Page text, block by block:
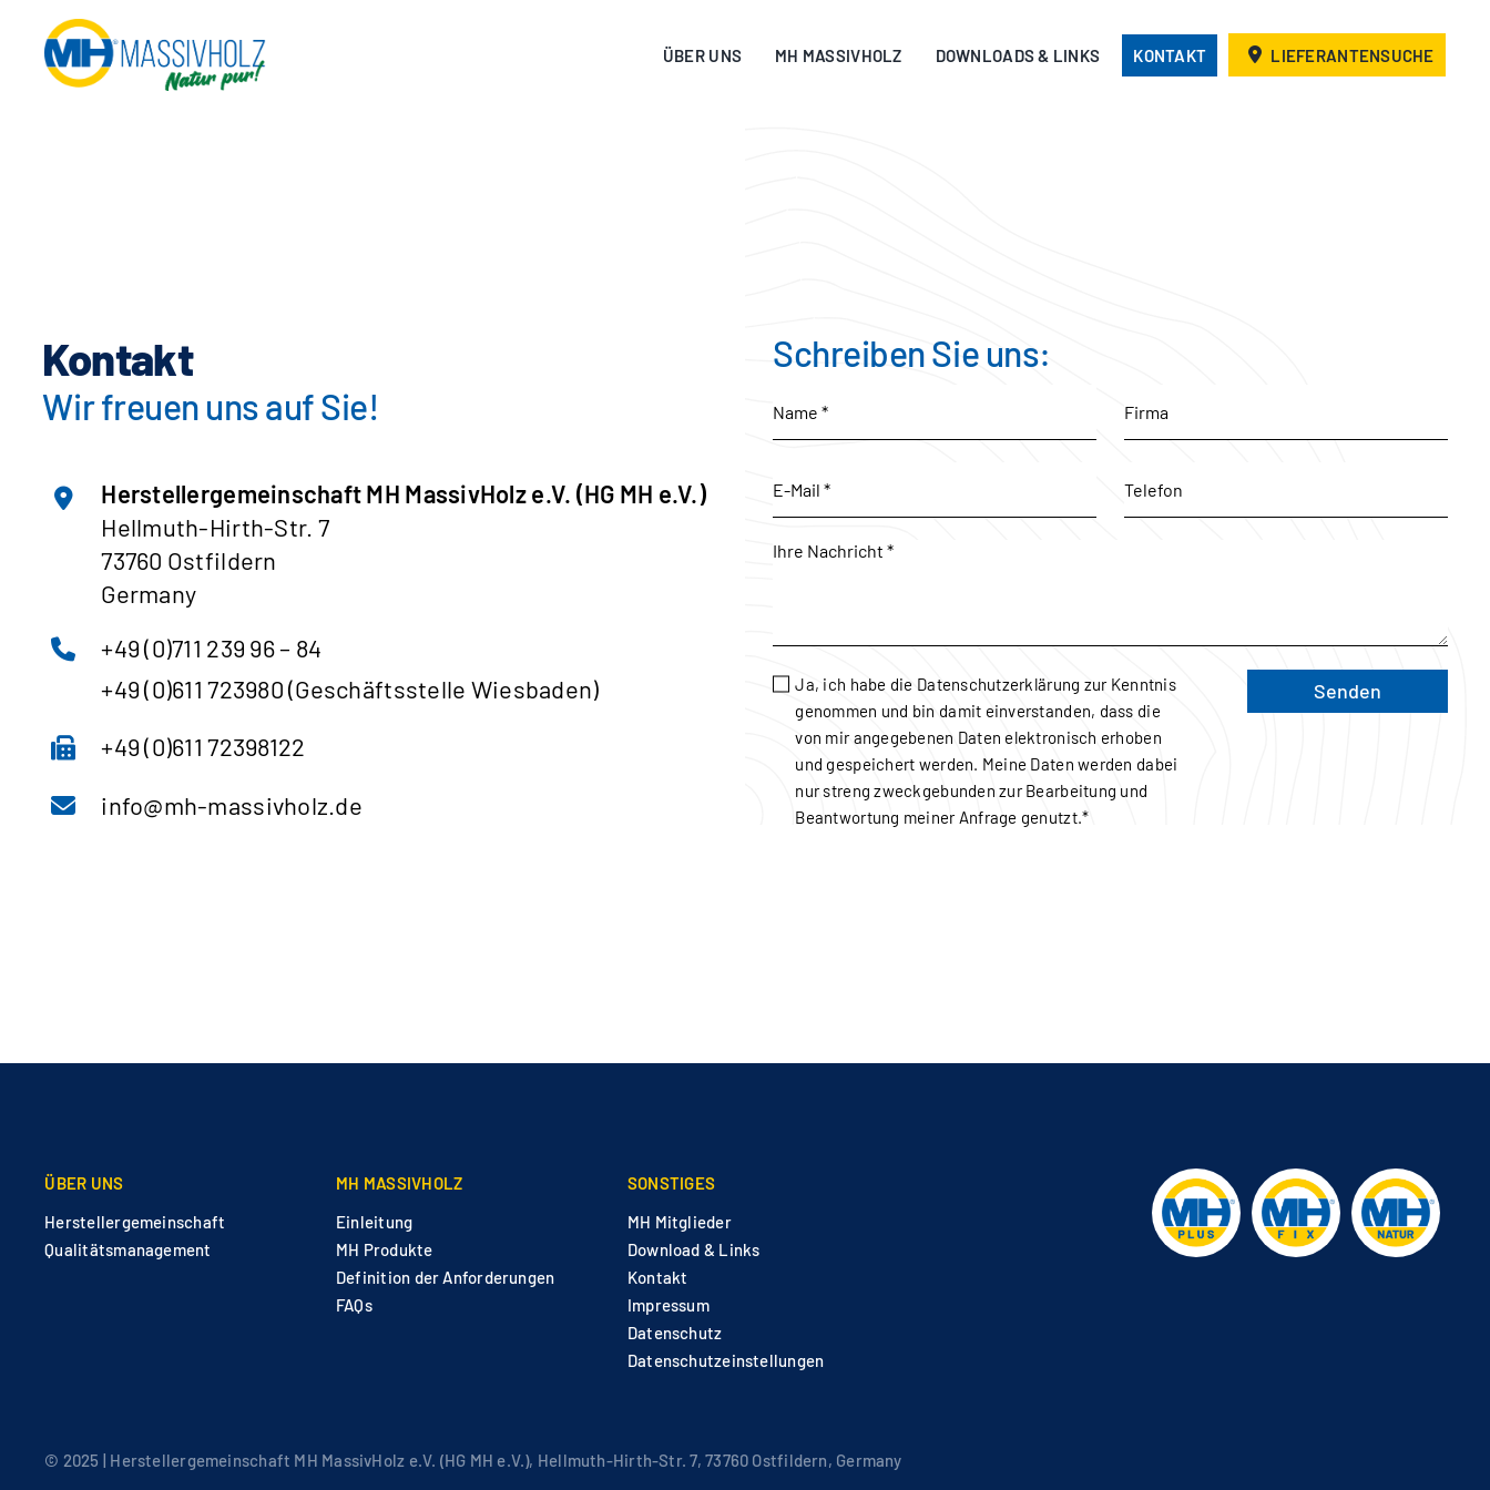
Inhalt
springen
ÜBER UNS MH MASSIVHOLZ DOWNLOADS & LINKS KONTAKT LIEFERANTENSUCHE
Kontakt
Wir freuen uns auf Sie!
Herstellergemeinschaft MH MassivHolz e.V. (HG MH e.V.)
Hellmuth-Hirth-Str. 7
73760 Ostfildern
Germany
+49 (0)711 239 96 – 84
+49 (0)611 723980 (Geschäftsstelle Wiesbaden)
+49 (0)611 72398122
info@mh-massivholz.de
Schreiben Sie uns:
Ja, ich habe die Datenschutzerklärung zur Kenntnis
genommen und bin damit einverstanden, dass die
von mir angegebenen Daten elektronisch erhoben
und gespeichert werden. Meine Daten werden dabei
nur streng zweckgebunden zur Bearbeitung und
Beantwortung meiner Anfrage genutzt.*
Senden
ÜBER UNS
Herstellergemeinschaft
Qualitätsmanagement
MH MASSIVHOLZ
Einleitung
MH Produkte
Definition der Anforderungen
FAQs
SONSTIGES
MH Mitglieder
Download & Links
Kontakt
Impressum
Datenschutz
Datenschutzeinstellungen
© 2025 | Herstellergemeinschaft MH MassivHolz e.V. (HG MH e.V.), Hellmuth-Hirth-Str. 7, 73760 Ostfildern, Germany